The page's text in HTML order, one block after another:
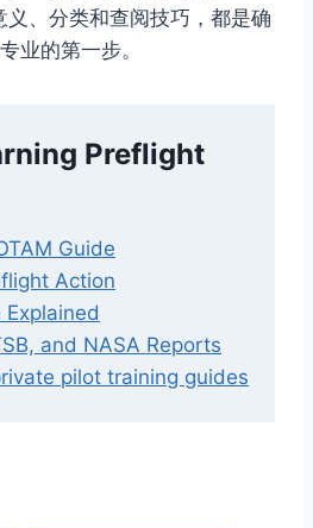
、分类和查阅技巧，都是确
业的第一步。
Preflight
Guide
Action
Explained
and NASA Reports
pilot training guides